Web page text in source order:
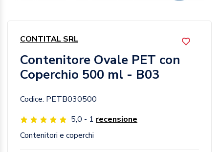
CONTITAL SRL
Contenitore Ovale PET con
Coperchio 500 ml - B03
Codice: PETB030500
5,0 - 1 recensione
Contenitori e coperchi